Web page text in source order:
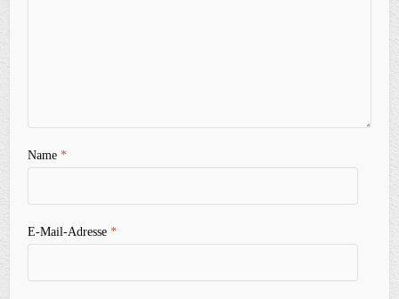
Name*
E-Mail-Adresse*